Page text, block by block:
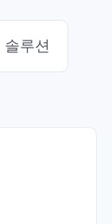
루션